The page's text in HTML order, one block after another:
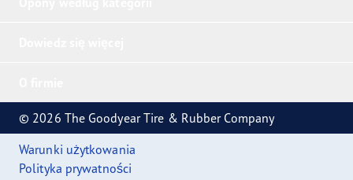
© 2026 The Goodyear Tire & Rubber Company
Warunki użytkowania
Polityka prywatności